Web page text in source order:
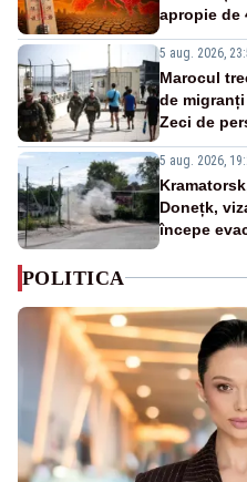
apropie de
5 aug. 2026,
Marocul
de
Zeci de
5 aug. 2026,
Donețk,
începe
POLITICA